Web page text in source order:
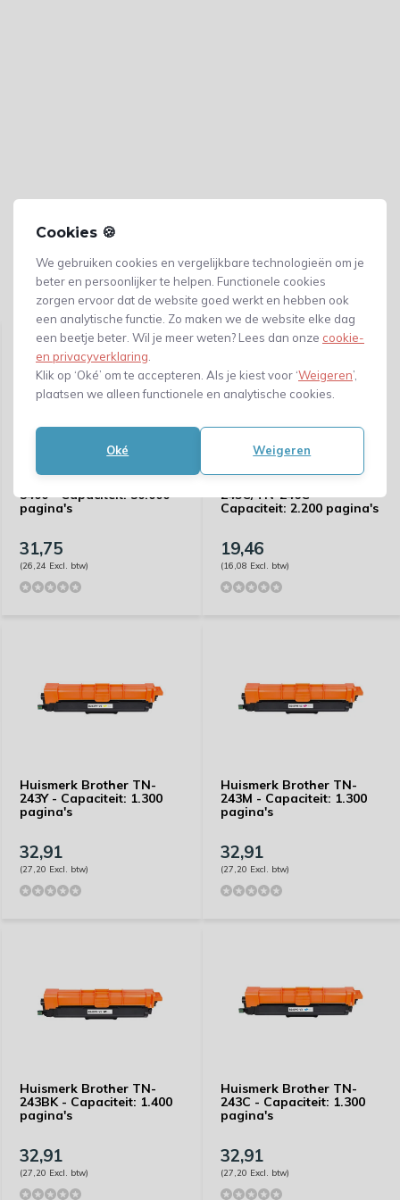
Cookies 🍪
We gebruiken cookies en vergelijkbare technologieën om je
beter en persoonlijker te helpen. Functionele cookies
zorgen ervoor dat de website goed werkt en hebben ook
een analytische functie. Zo maken we de website elke dag
een beetje beter. Wil je meer weten? Lees dan onze cookie-
en privacyverklaring
Klik op ‘Oké’ om te accepteren. Als je kiest voor ‘Weigeren’,
plaatsen we alleen functionele en analytische cookies.
Oké Weigeren
Gerelateerde producten
3400 - Capaciteit: 30.000
pagina's
31,75
(26,24 Excl. btw)
245C/TN-246C -
Capaciteit: 2.200 pagina's
19,46
(16,08 Excl. btw)
Huismerk Brother TN-
243Y - Capaciteit: 1.300
pagina's
32,91
(27,20 Excl. btw)
Huismerk Brother TN-
243M - Capaciteit: 1.300
pagina's
32,91
(27,20 Excl. btw)
Huismerk Brother TN-
243BK - Capaciteit: 1.400
pagina's
32,91
(27,20 Excl. btw)
Huismerk Brother TN-
243C - Capaciteit: 1.300
pagina's
32,91
(27,20 Excl. btw)